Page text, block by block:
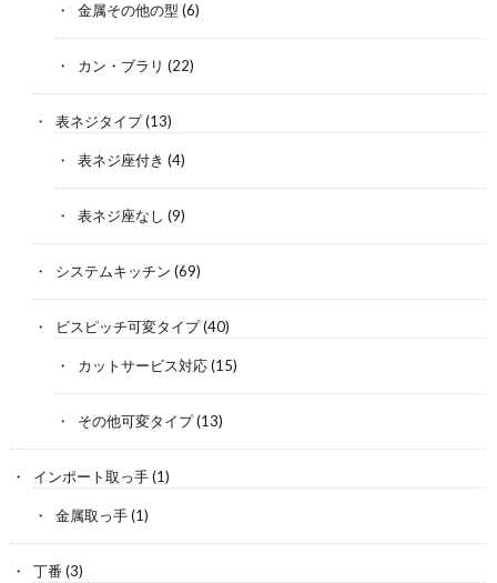
金属その他の型 (6)
カン・ブラリ (22)
表ネジタイプ(13)
表ネジ座付き (4)
表ネジ座なし (9)
システムキッチン (69)
ビスピッチ可変タイプ(40)
カットサービス対応(15)
その他可変タイプ(13)
インポート取っ手(1)
金属取っ手(1)
丁番 (3)